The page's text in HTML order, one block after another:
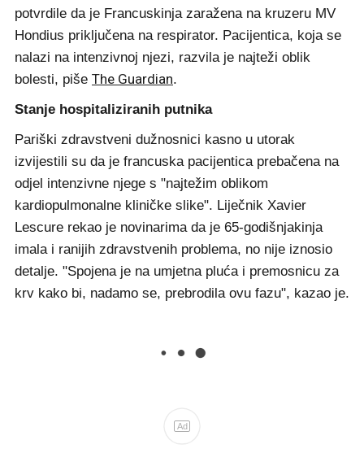
potvrdile da je Francuskinja zaražena na kruzeru MV
Hondius priključena na respirator. Pacijentica, koja se
nalazi na intenzivnoj njezi, razvila je najteži oblik
bolesti, piše The Guardian.
Stanje hospitaliziranih putnika
Pariški zdravstveni dužnosnici kasno u utorak
izvijestili su da je francuska pacijentica prebačena na
odjel intenzivne njege s "najtežim oblikom
kardiopulmonalne kliničke slike". Liječnik Xavier
Lescure rekao je novinarima da je 65-godišnjakinja
imala i ranijih zdravstvenih problema, no nije iznosio
detalje. "Spojena je na umjetna pluća i premosnicu za
krv kako bi, nadamo se, prebrodila ovu fazu", kazao je.
Ad